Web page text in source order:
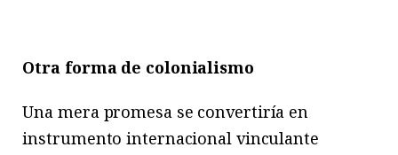
Otra forma de colonialismo
Una mera promesa se convertiría en
instrumento internacional vinculante